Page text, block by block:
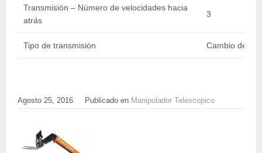
Transmisión – Número de velocidades hacia
atrás
3
Tipo de transmisión Cambio de
Agosto 25, 2016 Publicado en Manipulador Telescopico